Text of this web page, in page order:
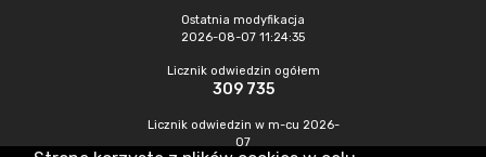
Ostatnia modyfikacja
2026-08-07 11:24:35
Licznik odwiedzin ogółem
309 735
Licznik odwiedzin w m-cu 2026-
07